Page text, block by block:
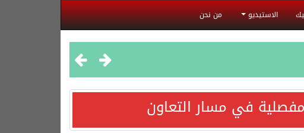
الاستيديو من نحن
في مسار التعاون